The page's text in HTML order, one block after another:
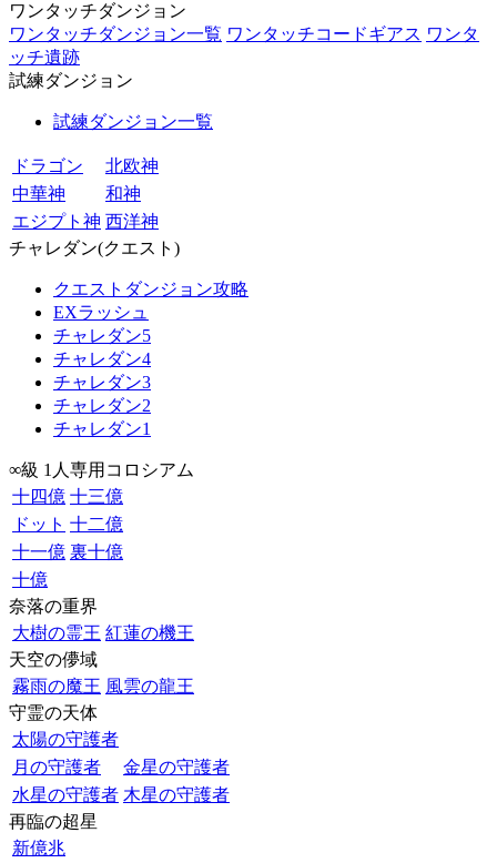
ワンタッチダンジョン
ワンタッチダンジョン一覧 ワンタッチコードギアス ワンタ
ッチ遺跡
試練ダンジョン
試練ダンジョン一覧
ドラゴン
北欧神
中華神
和神
エジプト神 西洋神
チャレダン(クエスト)
クエストダンジョン攻略
EXラッシュ
チャレダン5
チャレダン4
チャレダン3
チャレダン2
チャレダン1
∞級 1人専用コロシアム
十四億 十三億
ドット 十二億
十一億 裏十億
十億
奈落の重界
大樹の霊王 紅蓮の機王
天空の儚域
霧雨の魔王 風雲の龍王
守霊の天体
太陽の守護者
月の守護者
金星の守護者
水星の守護者 木星の守護者
再臨の超星
新億兆